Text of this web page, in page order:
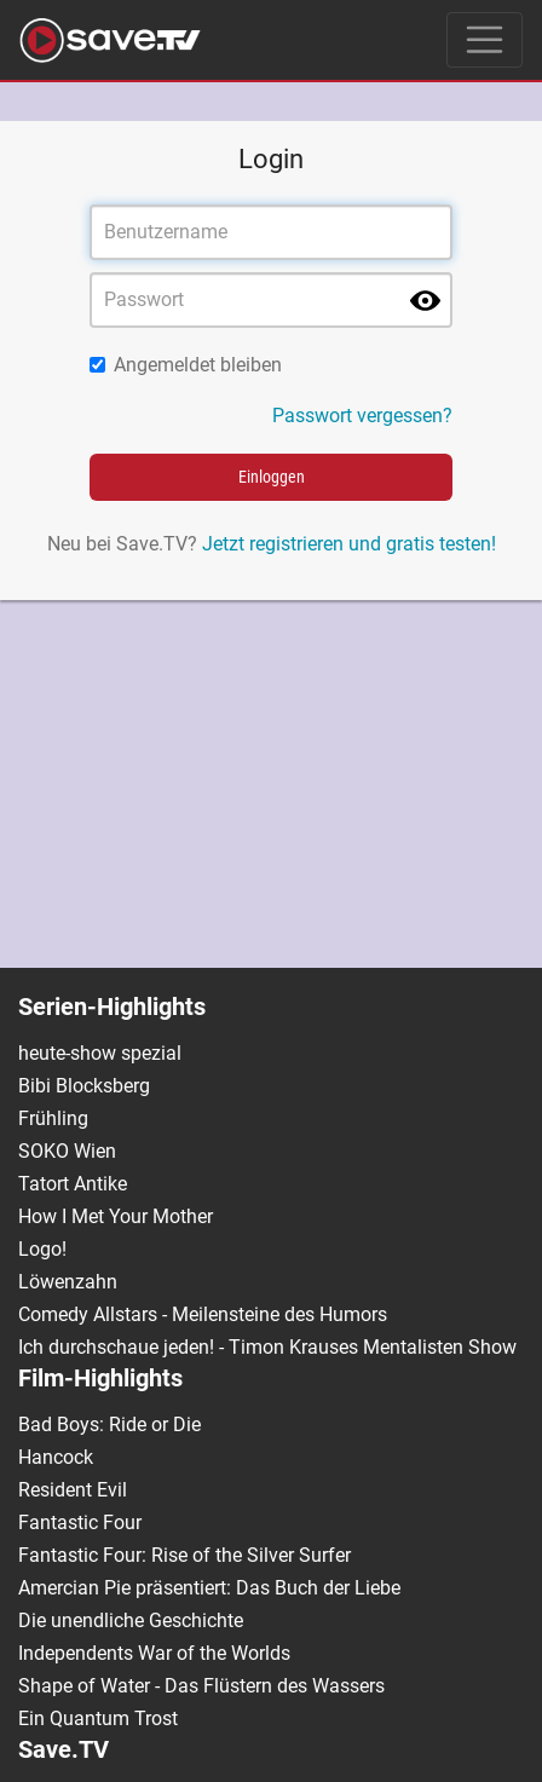
Login
Angemeldet bleiben
Passwort vergessen?
Einloggen
Neu bei Save.TV? Jetzt registrieren und gratis testen!
Serien-Highlights
heute-show spezial
Bibi Blocksberg
Frühling
SOKO Wien
Tatort Antike
How I Met Your Mother
Logo!
Löwenzahn
Comedy Allstars - Meilensteine des Humors
Ich durchschaue jeden! - Timon Krauses Mentalisten Show
Film-Highlights
Bad Boys: Ride or Die
Hancock
Resident Evil
Fantastic Four
Fantastic Four: Rise of the Silver Surfer
Amercian Pie präsentiert: Das Buch der Liebe
Die unendliche Geschichte
Independents War of the Worlds
Shape of Water - Das Flüstern des Wassers
Ein Quantum Trost
Save.TV